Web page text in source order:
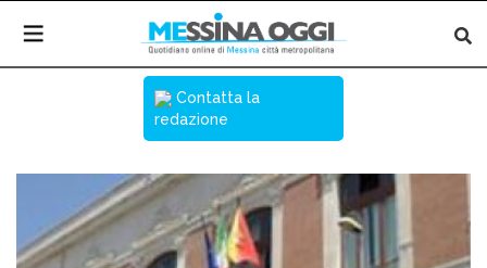
Contatta la
redazione